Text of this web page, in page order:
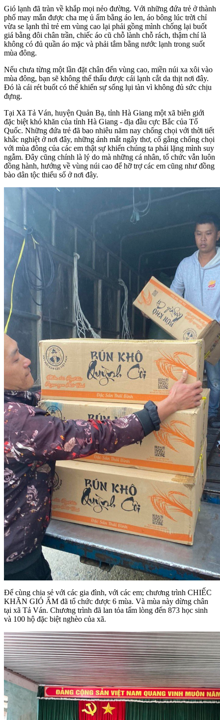
Gió lạnh đã tràn về khắp mọi nẻo đường. Với những đứa trẻ ở thành
phố may mắn được cha mẹ ủ ấm bằng áo len, áo bông lúc trời chỉ
vừa se lạnh thì trẻ em vùng cao lại phải gồng mình chống lại buốt
giá bằng đôi chân trần, chiếc áo cũ chỗ lành chỗ rách, thậm chí là
không có đủ quần áo mặc và phải tắm bằng nước lạnh trong suốt
mùa đông.
Nếu chưa từng một lần đặt chân đến vùng cao, miền núi xa xôi vào
mùa đông, bạn sẽ không thể thấu được cái lạnh cắt da thịt nơi đây.
Đó là cái rét buốt có thể khiến sự sống lụi tàn vì không đủ sức chịu
đựng.
Tại Xã Tả Ván, huyện Quản Bạ, tỉnh Hà Giang một xã biên giới
đặc biệt khó khăn của tỉnh Hà Giang - địa đầu cực Bắc của Tổ
Quốc. Những đứa trẻ đã bao nhiêu năm nay chống chọi với thời tiết
khắc nghiệt ở nơi đây, những ánh mắt ngây thơ, cố gắng chống chọi
với mùa đông của các em thật sự khiến chúng ta phải lặng mình suy
ngẫm. Đây cũng chính là lý do mà những cá nhân, tổ chức vẫn luôn
đồng hành, hướng về vùng núi cao để hỡ trợ các em cũng như đồng
bào dân tộc thiểu số ở nơi đây.
Để cùng chia sẻ với các gia đình, với các em; chương trình CHIẾC
KHĂN GIÓ ẤM đã tổ chức được 6 mùa. Và mùa này dừng chân
tại xã Tả Ván. Chương trình đã lan tỏa tấm lòng đến 873 học sinh
và 100 hộ đặc biệt nghèo của xã.